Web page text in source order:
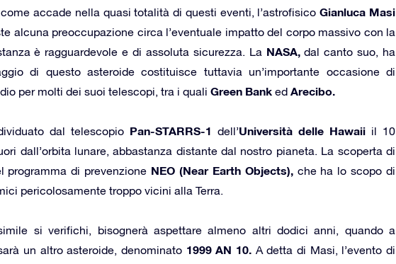
accade nella quasi totalità di questi eventi, l’astrofisico Gianluca Masi
alcuna preoccupazione circa l’eventuale impatto del corpo massivo con la
è ragguardevole e di assoluta sicurezza. La NASA,dal canto suo, ha
di questo asteroide costituisce tuttavia un’importante occasione di
per molti dei suoi telescopi, tra i quali Green Bank ed Arecibo.
dal telescopio Pan-STARRS-1 dell’Università delle Hawaii il 10
dall’orbita lunare, abbastanza distante dal nostro pianeta. La scoperta di
programma di prevenzione NEO (Near Earth Objects),che ha lo scopo di
pericolosamente troppo vicini alla Terra.
si verifichi, bisognerà aspettare almeno altri dodici anni, quando a
un altro asteroide, denominato 1999 AN 10. A detta di Masi, l’evento di